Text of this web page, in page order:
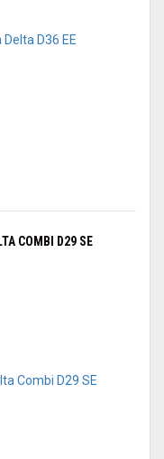
COMBI D29 SE